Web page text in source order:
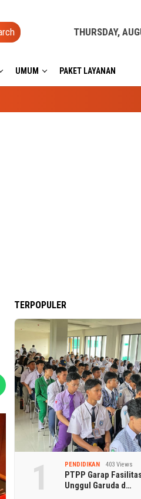
THURSDAY,
UMUM PAKET LAYANAN
TERPOPULER
1 PENDIDIKAN 403 Views
PTPP Garap
Unggul Garuda d…